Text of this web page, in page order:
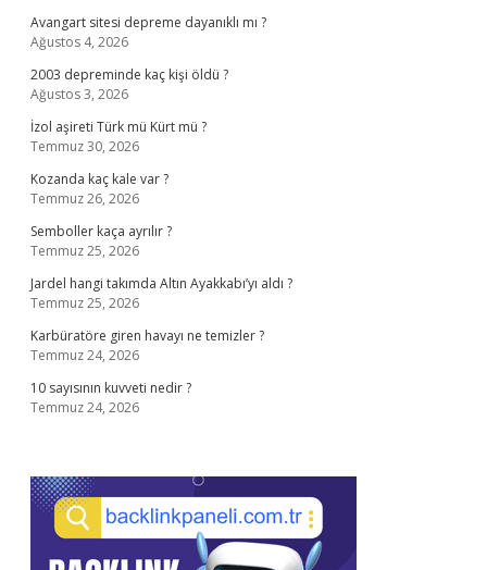
Avangart sitesi depreme dayanıklı mı ?
Ağustos 4, 2026
2003 depreminde kaç kişi öldü ?
Ağustos 3, 2026
İzol aşireti Türk mü Kürt mü ?
Temmuz 30, 2026
Kozanda kaç kale var ?
Temmuz 26, 2026
Semboller kaça ayrılır ?
Temmuz 25, 2026
Jardel hangi takımda Altın Ayakkabı’yı aldı ?
Temmuz 25, 2026
Karbüratöre giren havayı ne temizler ?
Temmuz 24, 2026
10 sayısının kuvveti nedir ?
Temmuz 24, 2026